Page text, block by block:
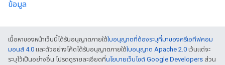
ข้อมูล
เนื้อหาของหน้าเว็บนี้ได้รับอนุญาตภายใต้ใบอนุญาตที่ต้องระบุที่มาของครีเอทีฟคอม
มอนส์ 4.0 และตัวอย่างโค้ดได้รับอนุญาตภายใต้ใบอนุญาต Apache 2.0 เว้นแต่จะ
ระบุไว้เป็นอย่างอื่น โปรดดูรายละเอียดที่นโยบายเว็บไซต์ Google Developers ส่วน